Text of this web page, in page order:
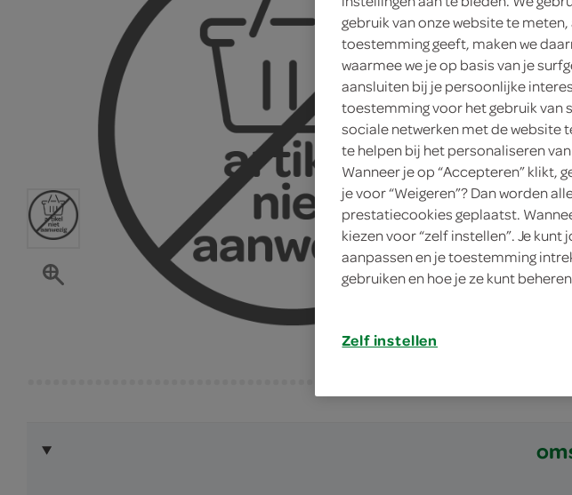
100
Dit
Let
durf
gebruik van onze website te
toestemming geeft, maken we
waarmee we je op basis van je
aansluiten bij je persoonlijke
toestemming voor het gebruik van
sociale netwerken met de website
te helpen bij het personaliseren
Wanneer je op “Accepteren” klikt,
je voor “Weigeren”? Dan worden
prestatiecookies geplaatst.
kiezen voor “zelf instellen”. Je
aanpassen en je toestemming
gebruiken en hoe je ze kunt
Zelf instellen